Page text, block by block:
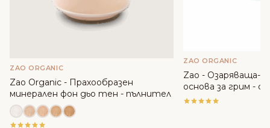
ZAO ORGANIC
Zao Organic - Прахообразен
минерален фон дьо тен - пълнител
ZAO ORGANIC
Zao - Озаряваща-
основа за грим -